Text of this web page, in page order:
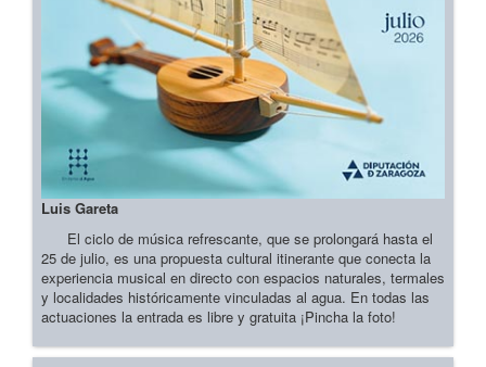
Luis Gareta
El ciclo de música refrescante, que se prolongará hasta el
25 de julio, es una propuesta cultural itinerante que conecta la
experiencia musical en directo con espacios naturales, termales
y localidades históricamente vinculadas al agua. En todas las
actuaciones la entrada es libre y gratuita ¡Pincha la foto!